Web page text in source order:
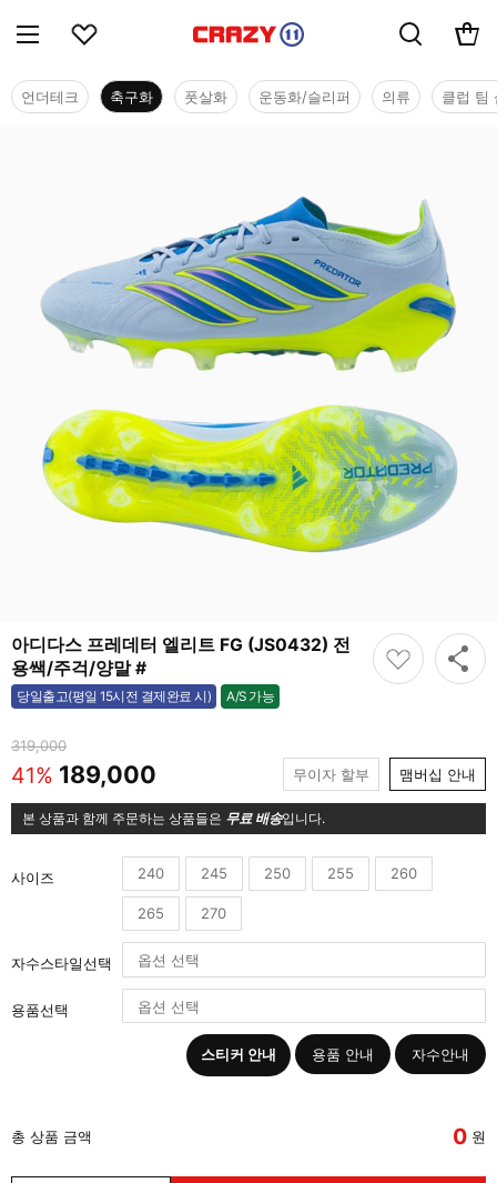
언더테크 축구화 풋살화 운동화/슬리퍼 의류 클럽 팀
아디다스 프레데터 엘리트 FG (JS0432) 전
용쌕/주걱/양말 #
당일출고(평일 15시전 결제완료 시) A/S 가능
가능
319,000
41% 189,000 무이자 할부 맴버십 안내
본 상품과 함께 주문하는 상품들은 무료 배송입니다.
사이즈 240 245 250 255 260
265 270
자수스타일선택
용품선택
스티커 안내 용품 안내 자수안내
총 상품 금액 0 원